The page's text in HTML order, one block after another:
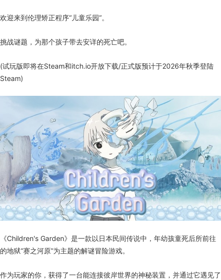
欢迎来到伦理矫正程序“儿童乐园”。
挑战谜题，为那个孩子带去安详的死亡吧。
(试玩版即将在Steam和itch.io开放下载/正式版预计于2026年秋季登陆
Steam)
《Children's Garden》是一款以日本民间传说中，年幼孩童死后所前往
的地狱“赛之河原”为主题的解谜冒险游戏。
作为玩家的你，获得了一台能连接彼岸世界的神秘装置，并通过它遇见了